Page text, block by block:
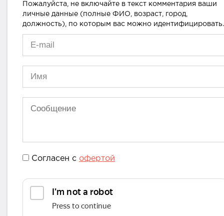
Пожалуйста, не включайте в текст комментария ваши
личные данные (полные ФИО, возраст, город,
должность), по которым вас можно идентифицировать.
Согласен с офертой